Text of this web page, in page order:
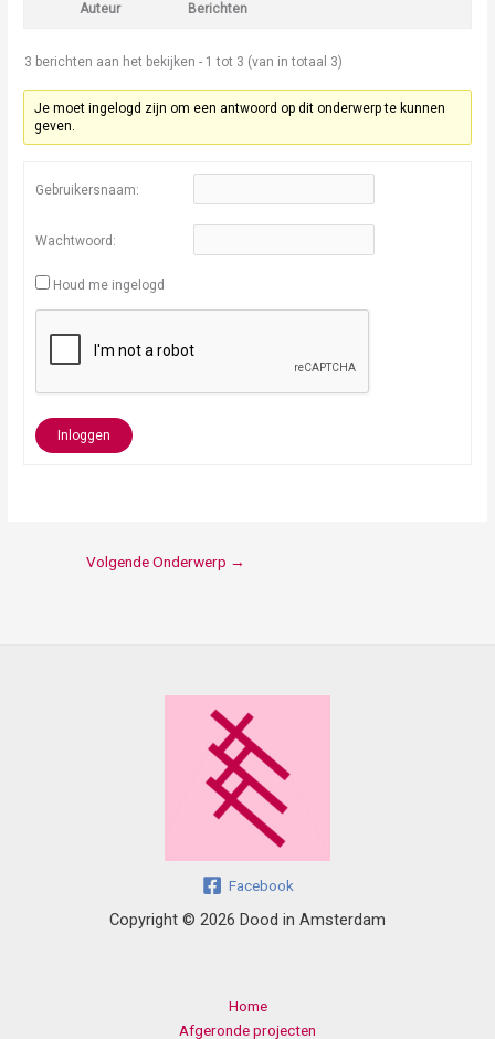
Auteur Berichten
3 berichten aan het bekijken - 1 tot 3 (van in totaal 3)
Je moet ingelogd zijn om een antwoord op dit onderwerp te kunnen
geven.
Gebruikersnaam:
Wachtwoord:
Houd me ingelogd
Inloggen
Volgende Onderwerp →
Facebook
Copyright © 2026 Dood in Amsterdam
Home
Afgeronde projecten